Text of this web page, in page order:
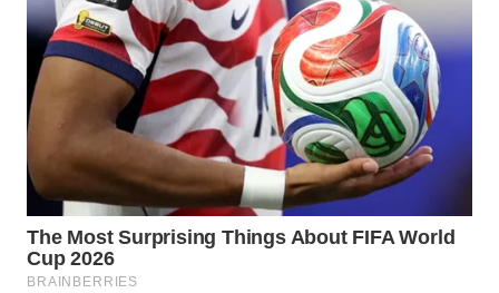
WN
MAJALENGKA
SUBANG
WN
SUKABUMI